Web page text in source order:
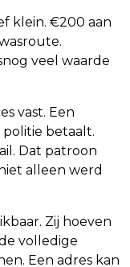
klein. €200 aan
veel waarde
vast. Een
betaalt.
Dat patroon
alleen werd
Zij hoeven
volledige
Een adres kan